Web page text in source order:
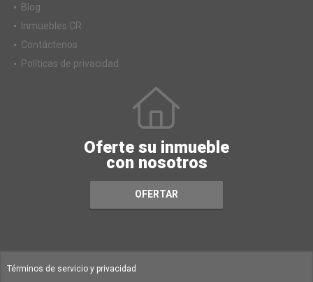
Blog
Inmuebles CR
Contáctenos
Políticas de privacidad
Oferte su inmueble
con nosotros
OFERTAR
Términos de servicio y privacidad